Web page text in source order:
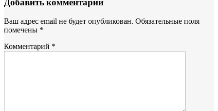
Ваш адрес email не будет опубликован. Обязательные поля
помечены *
Комментарий *